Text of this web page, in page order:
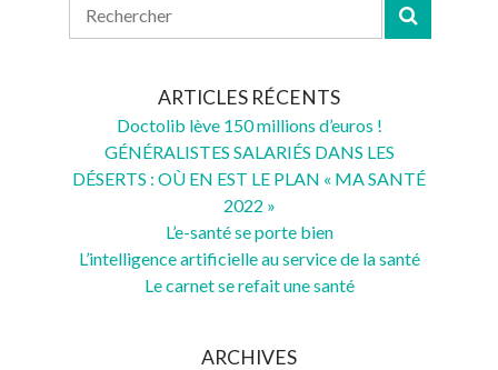
ARTICLES RÉCENTS
Doctolib lève 150 millions d’euros !
GÉNÉRALISTES SALARIÉS DANS LES
DÉSERTS : OÙ EN EST LE PLAN « MA SANTÉ
2022 »
L’e-santé se porte bien
L’intelligence artificielle au service de la santé
Le carnet se refait une santé
ARCHIVES